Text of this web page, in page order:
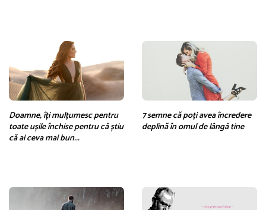
Doamne, îți mulțumesc pentru
toate ușile închise pentru că știu
că ai ceva mai bun...
7 semne că poți avea încredere
deplină în omul de lângă tine